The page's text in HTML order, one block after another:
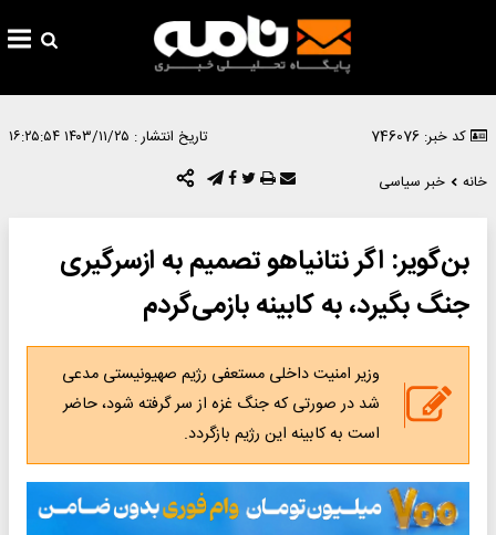
کد خبر: 746076 تاریخ انتشار : ۱۴۰۳/۱۱/۲۵ ۱۶:۲۵:۵۴
خانه
خبر سیاسی
بن‌گویر: اگر نتانیاهو تصمیم به ازسرگیری
جنگ بگیرد، به کابینه بازمی‌گردم
وزیر امنیت داخلی مستعفی رژیم صهیونیستی مدعی
شد در صورتی که جنگ غزه از سر گرفته شود، حاضر
است به کابینه این رژیم بازگردد.